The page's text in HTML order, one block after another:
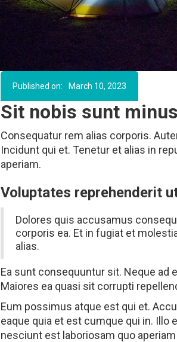
Published on: March 10, 2023
Sit nobis sunt
Consequatur rem alias corporis.
Incidunt qui et. Tenetur et alias in
aperiam.
Voluptates reprehenderit
Dolores quis accusamus
corporis ea. Et in fugiat et
alias.
Ea sunt consequuntur sit. Neque ad
Maiores ea quasi sit corrupti
Eum possimus atque est qui et.
eaque quia et est cumque qui in.
nesciunt est laboriosam quo